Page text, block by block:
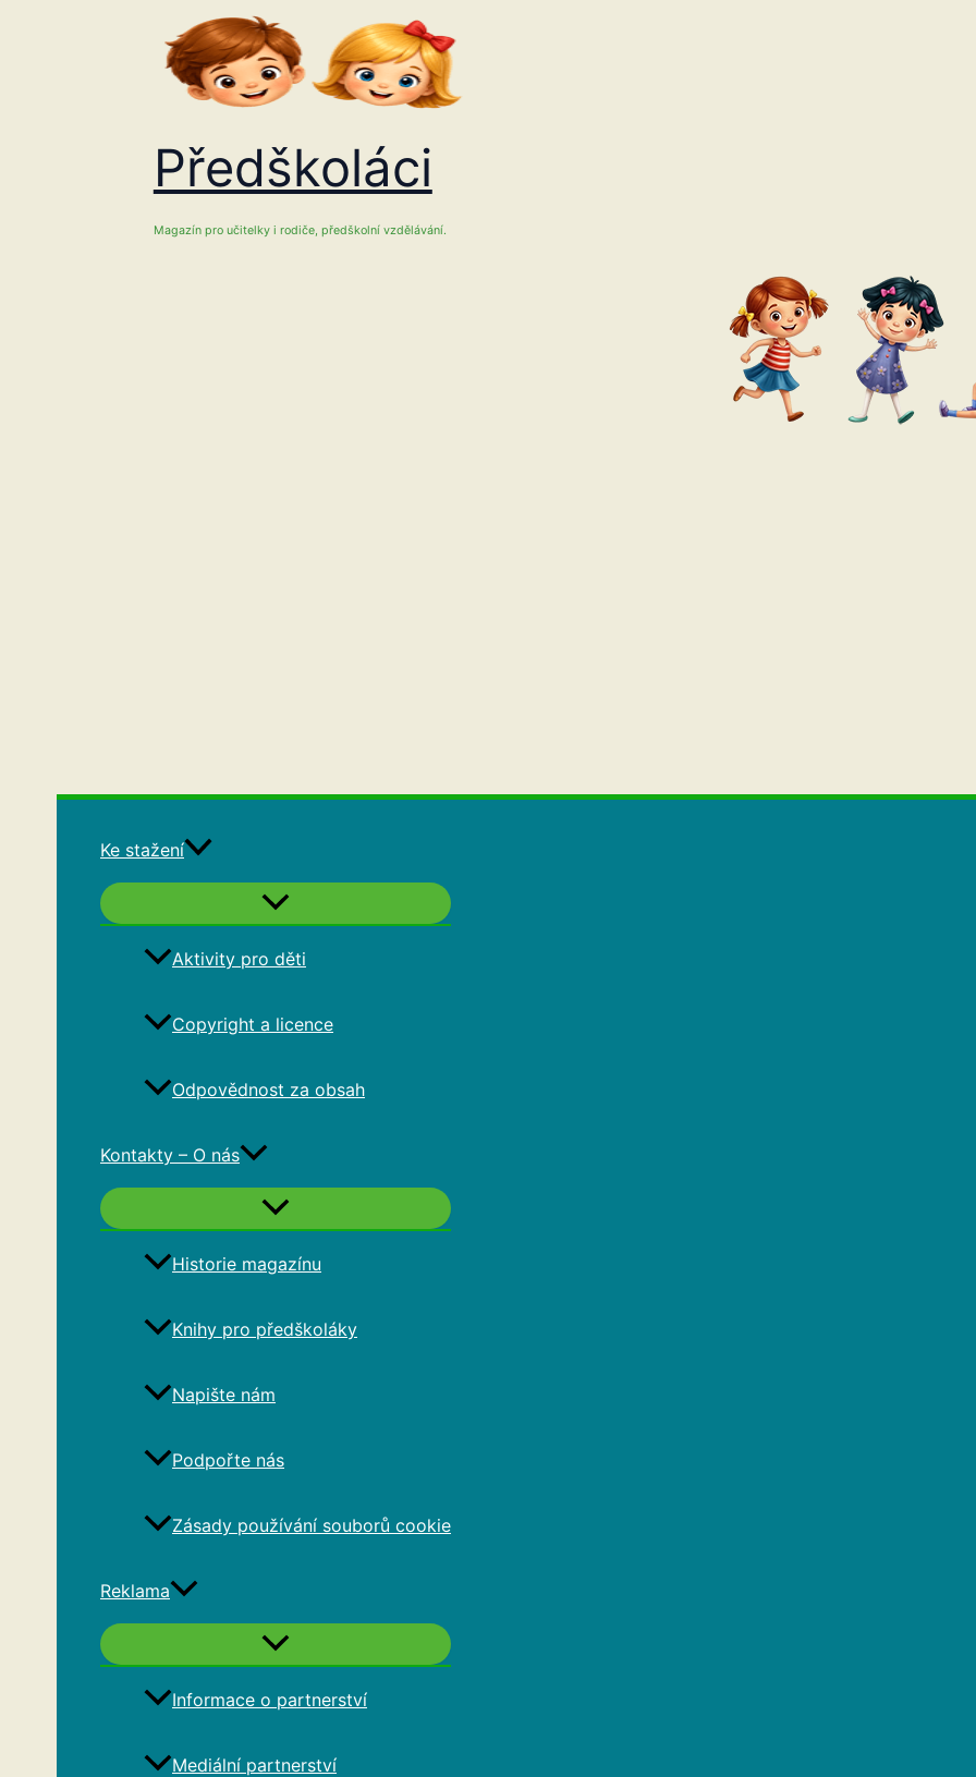
Předškoláci
Magazín pro učitelky i rodiče, předškolní vzdělávání.
Ke stažení
Aktivity pro děti
Copyright a licence
Odpovědnost za obsah
Kontakty – O nás
Historie magazínu
Knihy pro předškoláky
Napište nám
Podpořte nás
Zásady používání souborů cookie
Reklama
Informace o partnerství
Mediální partnerství